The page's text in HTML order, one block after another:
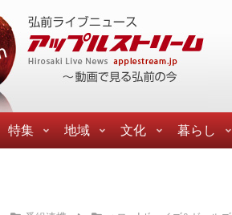
特集 地域 文化 暮らし